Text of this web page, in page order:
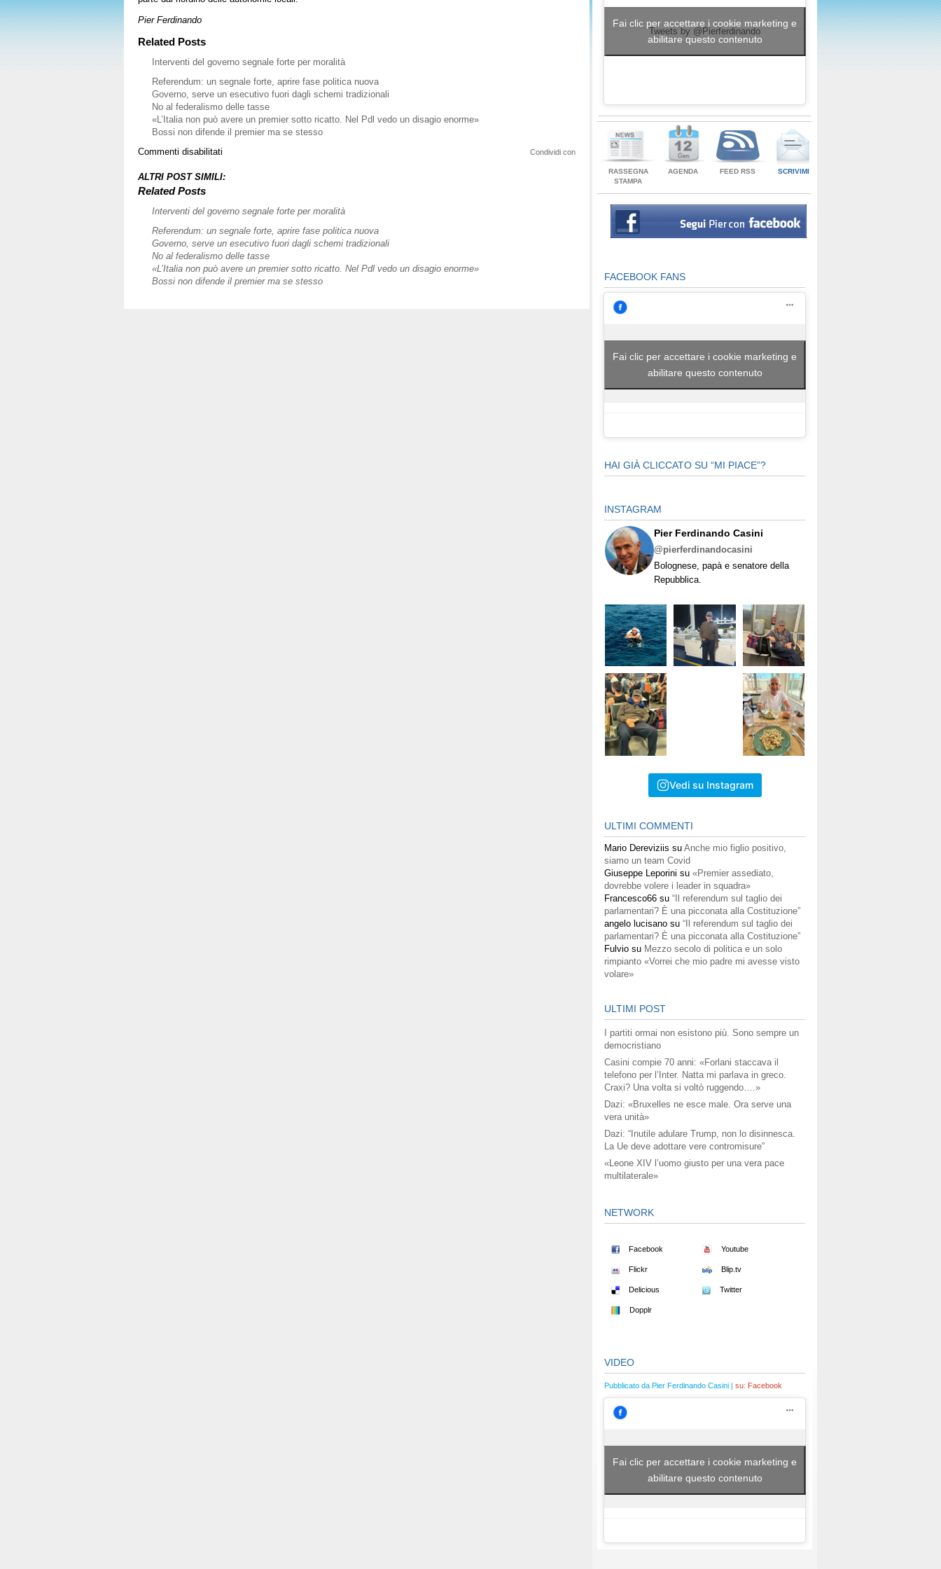
Pier Ferdinando
Related Posts
Interventi del governo segnale forte per moralità
Referendum: un segnale forte, aprire fase politica nuova
Governo, serve un esecutivo fuori dagli schemi tradizionali
No al federalismo delle tasse
«L’Italia non può avere un premier sotto ricatto. Nel Pdl vedo un disagio enorme»
Bossi non difende il premier ma se stesso
Commenti disabilitati
Lega
politica
italiana
ALTRI POST SIMILI:
Related Posts
Interventi del governo segnale forte per moralità
Referendum: un segnale forte, aprire fase politica nuova
Governo, serve un esecutivo fuori dagli schemi tradizionali
No al federalismo delle tasse
«L’Italia non può avere un premier sotto ricatto. Nel Pdl vedo un disagio enorme»
Bossi non difende il premier ma se stesso
Condividi con
Tweets by @Pierferdinando
Fai clic per accettare i cookie marketing e
abilitare questo contenuto
RASSEGNA
STAMPA
AGENDA FEED RSS SCRIVIMI
FACEBOOK FANS
Fai clic per accettare i cookie marketing e
abilitare questo contenuto
HAI GIÀ CLICCATO SU “MI PIACE”?
INSTAGRAM
Pier Ferdinando Casini
@pierferdinandocasini
Bolognese, papà e senatore della
Repubblica.
Vedi su Instagram
ULTIMI COMMENTI
Mario Dereviziis su Anche mio figlio positivo,
siamo un team Covid
Giuseppe Leporini su «Premier assediato,
dovrebbe volere i leader in squadra»
Francesco66 su “Il referendum sul taglio dei
parlamentari? È una picconata alla Costituzione”
angelo lucisano su “Il referendum sul taglio dei
parlamentari? È una picconata alla Costituzione”
Fulvio su Mezzo secolo di politica e un solo
rimpianto «Vorrei che mio padre mi avesse visto
volare»
ULTIMI POST
I partiti ormai non esistono più. Sono sempre un
democristiano
Casini compie 70 anni: «Forlani staccava il
telefono per l’Inter. Natta mi parlava in greco.
Craxi? Una volta si voltò ruggendo….»
Dazi: «Bruxelles ne esce male. Ora serve una
vera unità»
Dazi: “Inutile adulare Trump, non lo disinnesca.
La Ue deve adottare vere contromisure”
«Leone XIV l’uomo giusto per una vera pace
multilaterale»
NETWORK
Facebook Youtube
Flickr Blip.tv
Delicious Twitter
Dopplr
VIDEO
Pubblicato da Pier Ferdinando Casini | su: Facebook
Fai clic per accettare i cookie marketing e
abilitare questo contenuto